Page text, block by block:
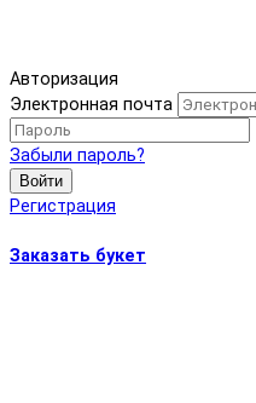
Авторизация
Электронная почта
Забыли пароль?
Войти
Регистрация
Заказать букет